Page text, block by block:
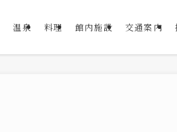
温泉 料理 館内施設 交通案内